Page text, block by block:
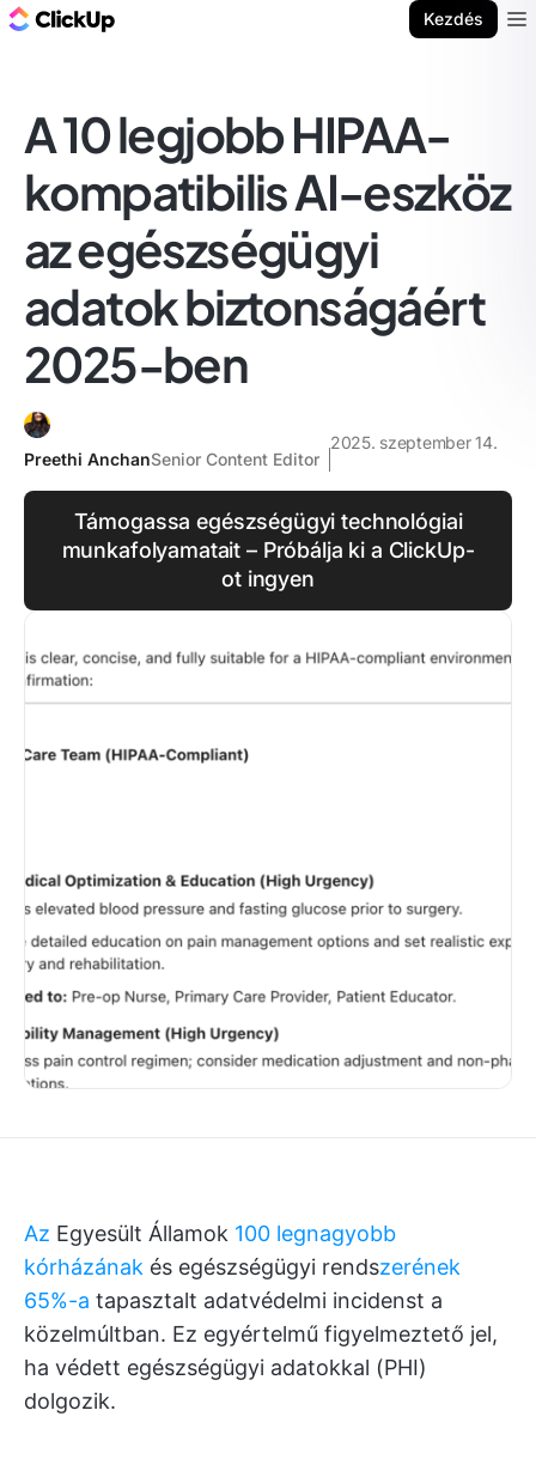
Kezdés
A 10 legjobb HIPAA-
kompatibilis AI-eszköz
az egészségügyi
adatok biztonságáért
2025-ben
Preethi AnchanSenior Content Editor
2025. szeptember 14.
Támogassa egészségügyi technológiai
munkafolyamatait – Próbálja ki a ClickUp-
ot ingyen
Az Egyesült Államok 100 legnagyobb
kórházának és egészségügyi rendszerének
65%-a tapasztalt adatvédelmi incidenst a
közelmúltban. Ez egyértelmű figyelmeztető jel,
ha védett egészségügyi adatokkal (PHI)
dolgozik.